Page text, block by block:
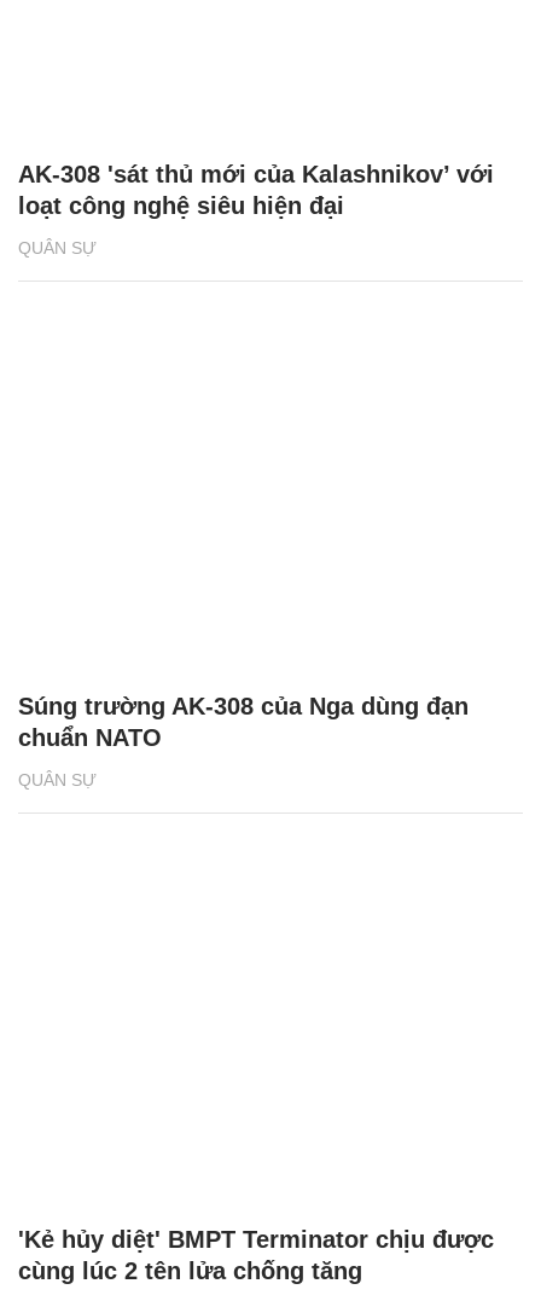
QUÂN SỰ
AK-308 'sát thủ mới của Kalashnikov’ với
loạt công nghệ siêu hiện đại
QUÂN SỰ
Súng trường AK-308 của Nga dùng đạn
chuẩn NATO
'Kẻ hủy diệt' BMPT Terminator chịu được
cùng lúc 2 tên lửa chống tăng